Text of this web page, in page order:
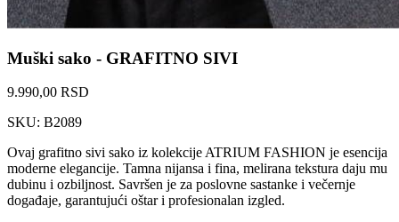
Muški sako - GRAFITNO SIVI
9.990,00 RSD
SKU: B2089
Ovaj grafitno sivi sako iz kolekcije ATRIUM FASHION je esencija
moderne elegancije. Tamna nijansa i fina, melirana tekstura daju mu
dubinu i ozbiljnost. Savršen je za poslovne sastanke i večernje
događaje, garantujući oštar i profesionalan izgled.